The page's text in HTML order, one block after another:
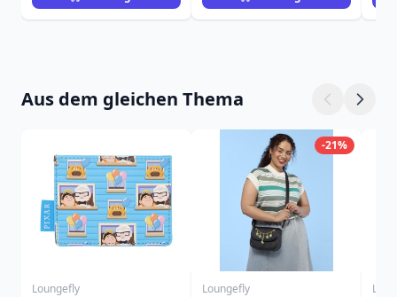
Aus dem gleichen Thema
Loungefly
-21%
Loungefly